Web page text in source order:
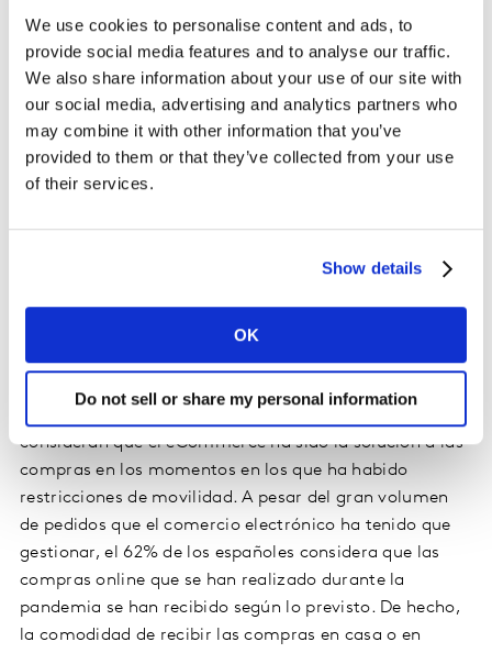
We use cookies to personalise content and ads, to
provide social media features and to analyse our traffic.
We also share information about your use of our site with
our social media, advertising and analytics partners who
may combine it with other information that you’ve
provided to them or that they’ve collected from your use
of their services.
Show details
OK
Do not sell or share my personal information
muestra el producto o les ayudan a encontrar el
producto que buscaban en la tienda, ambos con un
17%.
¿Qué sucede con el eCommerce?
La pandemia ha supuesto un gran cambio en nuestra
vida y sin duda el eCommerce ha sido uno de los
una marca o un producto que ahora utiliza con
frecuencia y, de ellos, el 23% asegura que realizó el
hallazgo por Internet. Solo un 16% lo hizo en una tienda
física.
consideran que el eCommerce ha sido la solución a las
compras en los momentos en los que ha habido
restricciones de movilidad. A pesar del gran volumen
de pedidos que el comercio electrónico ha tenido que
gestionar, el 62% de los españoles considera que las
compras online que se han realizado durante la
pandemia se han recibido según lo previsto. De hecho,
la comodidad de recibir las compras en casa o en